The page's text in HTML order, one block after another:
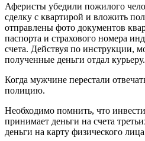
Аферисты убедили пожилого
сделку с квартирой и вложить
отправлены фото документов
паспорта и страхового номера
счета. Действуя по инструкции,
полученные деньги отдал курьеру.
Когда мужчине перестали
полицию.
Необходимо помнить, что
принимает деньги на счета
деньги на карту физического